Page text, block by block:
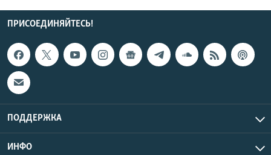
ПРИСОЕДИНЯЙТЕСЬ!
ПОДДЕРЖКА
ИНФО